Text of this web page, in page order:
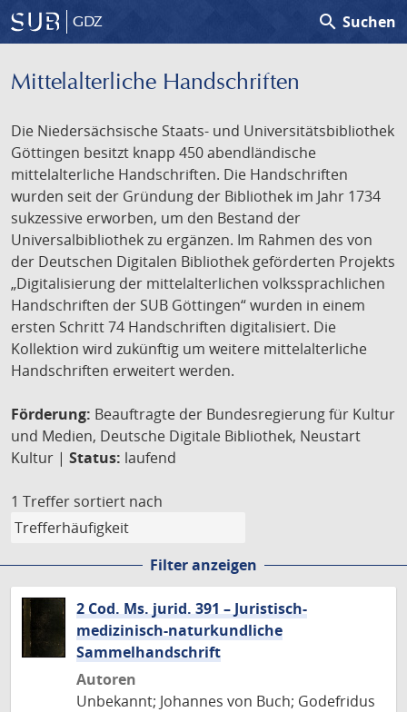
GDZ search Suchen
Mittelalterliche Handschriften
Die Niedersächsische Staats- und Universitätsbibliothek
Göttingen besitzt knapp 450 abendländische
mittelalterliche Handschriften. Die Handschriften
wurden seit der Gründung der Bibliothek im Jahr 1734
sukzessive erworben, um den Bestand der
Universalbibliothek zu ergänzen. Im Rahmen des von
der Deutschen Digitalen Bibliothek geförderten Projekts
„Digitalisierung der mittelalterlichen volkssprachlichen
Handschriften der SUB Göttingen“ wurden in einem
ersten Schritt 74 Handschriften digitalisiert. Die
Kollektion wird zukünftig um weitere mittelalterliche
Handschriften erweitert werden.
Förderung: Beauftragte der Bundesregierung für Kultur
und Medien, Deutsche Digitale Bibliothek, Neustart
Kultur | Status: laufend
1 Treffer sortiert nach
Filter anzeigen
2 Cod. Ms. jurid. 391 – Juristisch-
medizinisch-naturkundliche
Sammelhandschrift
Autoren
Unbekannt; Johannes von Buch; Godefridus